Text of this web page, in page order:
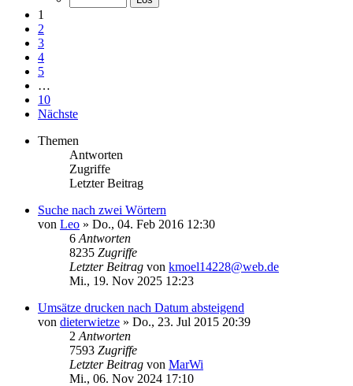
1
2
3
4
5
…
10
Nächste
Themen
Antworten
Zugriffe
Letzter Beitrag
Suche nach zwei Wörtern
von Leo » Do., 04. Feb 2016 12:30
6 Antworten
8235 Zugriffe
Letzter Beitrag von kmoel14228@web.de
Mi., 19. Nov 2025 12:23
Umsätze drucken nach Datum absteigend
von dieterwietze » Do., 23. Jul 2015 20:39
2 Antworten
7593 Zugriffe
Letzter Beitrag von MarWi
Mi., 06. Nov 2024 17:10